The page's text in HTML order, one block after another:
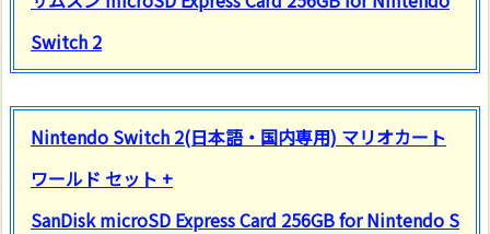
Switch 2
Nintendo Switch 2(日本語・国内専用) マリオカート
ワールド セット +
SanDisk microSD Express Card 256GB for Nintendo S